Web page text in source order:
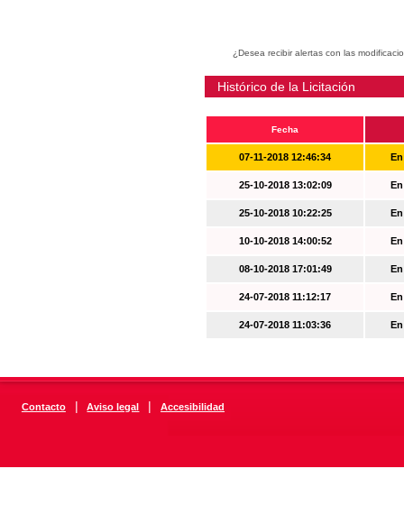
¿Desea recibir alertas con las
Histórico de la Licitación
Fecha
07-11-2018 12:46:34
25-10-2018 13:02:09
25-10-2018 10:22:25
10-10-2018 14:00:52
08-10-2018 17:01:49
24-07-2018 11:12:17
24-07-2018 11:03:36
Contacto | Aviso legal | Accesibilidad